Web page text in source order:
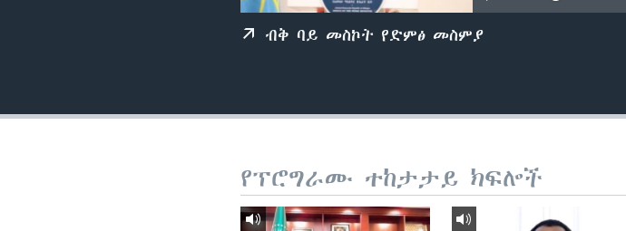
ብቅ ባይ መስኮት የድምፅ መስምያ
የፕሮግራሙ ተከታታይ ክፍሎች